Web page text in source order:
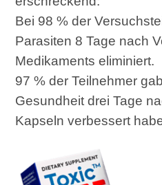
Bei 98 % der
Parasiten 8 Tage nach
Medikaments eliminiert.
97 % der Teilnehmer
Gesundheit drei Tage
Kapseln verbessert